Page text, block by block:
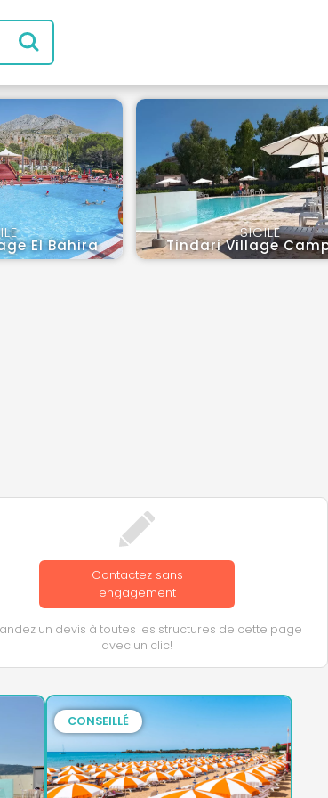
El Bahira
SICILE
Tindari Village
Contactez sans
engagement
un devis à toutes les structures de cette page
avec un clic!
CONSEILLÉ